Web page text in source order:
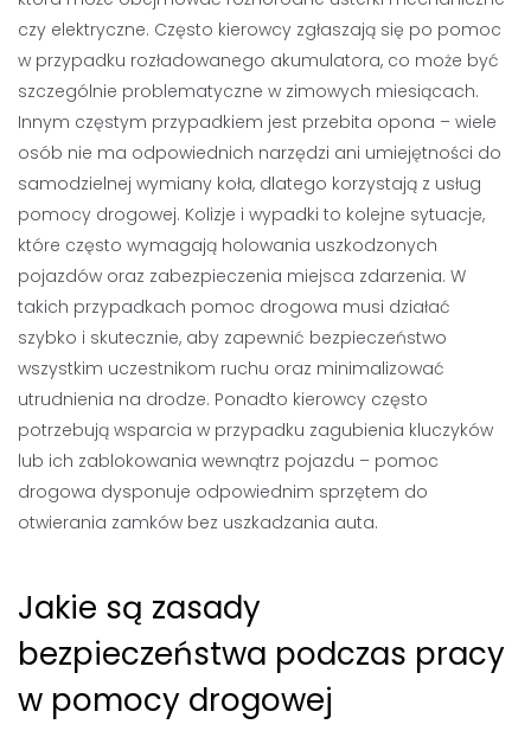
czy elektryczne. Często kierowcy zgłaszają się po pomoc
w przypadku rozładowanego akumulatora, co może być
szczególnie problematyczne w zimowych miesiącach.
Innym częstym przypadkiem jest przebita opona – wiele
osób nie ma odpowiednich narzędzi ani umiejętności do
samodzielnej wymiany koła, dlatego korzystają z usług
pomocy drogowej. Kolizje i wypadki to kolejne sytuacje,
które często wymagają holowania uszkodzonych
pojazdów oraz zabezpieczenia miejsca zdarzenia. W
takich przypadkach pomoc drogowa musi działać
szybko i skutecznie, aby zapewnić bezpieczeństwo
wszystkim uczestnikom ruchu oraz minimalizować
utrudnienia na drodze. Ponadto kierowcy często
potrzebują wsparcia w przypadku zagubienia kluczyków
lub ich zablokowania wewnątrz pojazdu – pomoc
drogowa dysponuje odpowiednim sprzętem do
otwierania zamków bez uszkadzania auta.
Jakie są zasady
bezpieczeństwa podczas pracy
w pomocy drogowej